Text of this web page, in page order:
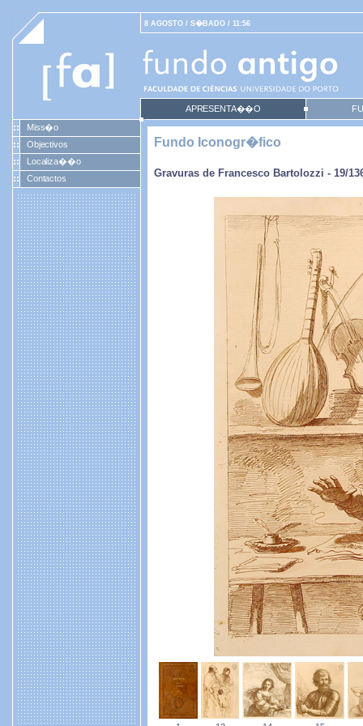
8 AGOSTO / S�BADO / 11:56
APRESENTA��O
Miss�o
Objectivos
Localiza��o
Contactos
Fundo Iconogr�fico
Gravuras de Francesco Bartolozzi - 19/